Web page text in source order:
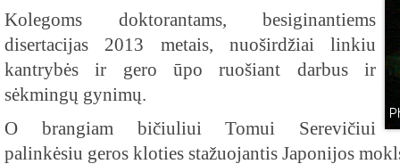
Kolegoms doktorantams, besiginantiems
disertacijas 2013 metais, nuoširdžiai linkiu
kantrybės ir gero ūpo ruošiant darbus ir
sėkmingų gynimų.
O brangiam bičiuliui Tomui Serevičiui
palinkėsiu geros kloties stažuojantis Japonijos